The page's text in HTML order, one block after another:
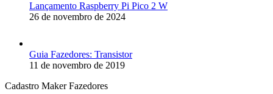
Lançamento Raspberry Pi Pico 2 W
26 de novembro de 2024
Guia Fazedores: Transistor
11 de novembro de 2019
Cadastro Maker Fazedores